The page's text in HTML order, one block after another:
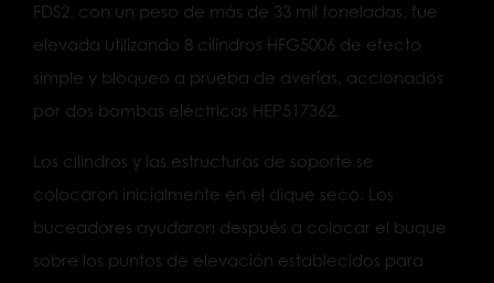
FDS2, con un peso de más de 33 mil toneladas, fue
elevada utilizando 8 cilindros HFG5006 de efecto
simple y bloqueo a prueba de averías, accionados
por dos bombas eléctricas HEP517362.
Los cilindros y las estructuras de soporte se
colocaron inicialmente en el dique seco. Los
buceadores ayudaron después a colocar el buque
sobre los puntos de elevación establecidos para